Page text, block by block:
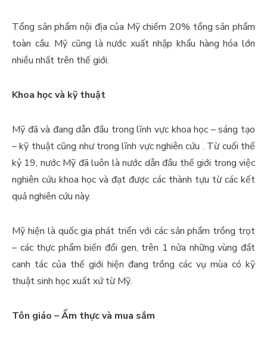
Tổng sản phẩm nội địa của Mỹ chiếm 20% tổng sản phẩm
toàn cầu. Mỹ cũng là nước xuất nhập khẩu hàng hóa lớn
nhiều nhất trên thế giới.
Khoa học và kỹ thuật
Mỹ đã và đang dẫn đầu trong lĩnh vực khoa học – sáng tạo
– kỹ thuật cũng như trong lĩnh vực nghiên cứu . Từ cuối thế
kỷ 19, nước Mỹ đã luôn là nước dẫn đầu thế giới trong việc
nghiên cứu khoa học và đạt được các thành tựu từ các kết
quả nghiên cứu này.
Mỹ hiện là quốc gia phát triển với các sản phẩm trồng trọt
– các thực phẩm biến đổi gen, trên 1 nửa những vùng đất
canh tác của thế giới hiện đang trồng các vụ mùa có kỹ
thuật sinh học xuất xứ từ Mỹ.
Tôn giáo – Ẩm thực và mua sắm